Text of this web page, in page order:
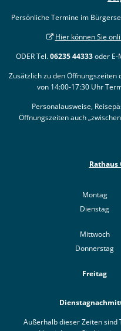
Persönliche Termine im
Hier können Sie
ODER Tel.06235 44333oder E-
Zusätzlich zu den Öffnungszeiten
von 14:00-17:30 Uhr
Personalausweise,
Öffnungszeiten auch
Montag
Dienstag
Mittwoch
Donnerstag
Freitag
Außerhalb dieser Zeiten sind